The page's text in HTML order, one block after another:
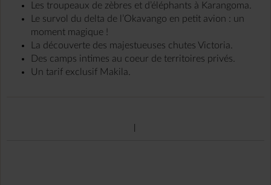
Les troupeaux de zèbres et d’éléphants à Karangoma.
Le survol du delta de l’Okavango en petit avion : un
moment magique !
La découverte des majestueuses chutes Victoria.
Des camps intimes au coeur de territoires privés.
Un tarif exclusif Makila.